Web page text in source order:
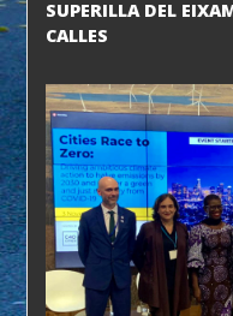
SUPERILLA DEL
CALLES